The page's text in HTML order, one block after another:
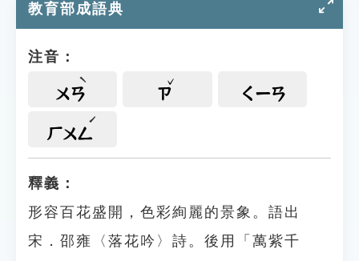
教育部成語典
注音：
ㄨㄢ ㄗ ㄑㄧㄢ
ㄏㄨㄥ
釋義：
形容百花盛開，色彩絢麗的景象。語出
宋．邵雍〈落花吟〉詩。後用「萬紫千